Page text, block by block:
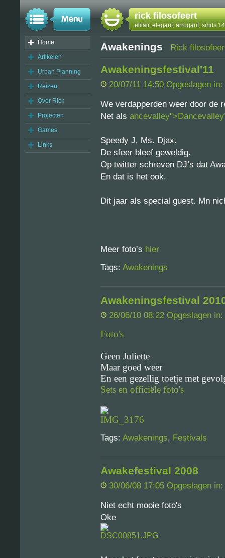
rick filosofeert
elitair, elegant, arrogant, sinds
Home
Artikelen
Urban Planning
Reizen
Over Rick
Projecten
Games
Links
Awakenings Rick
Awakeningsfestival'11
20/07/11 14:50 Opgeslagen in:
We verdapperden weer door de
Net als
Speedy J, Ms. Djax.
De sfeer bleef geweldig.
Op twitter schreven DJ’s dat
En dat is het ook.
Dit jaar als special guest. Mn
Meer foto’s hier
Tags: Awakenings
Awakeningsfestival
26/06/10 08:22 Opgeslagen in:
Foto's
Geen Juliette
Maar goed weer
En een gezellig toetje met
Sets en officiële foto's
Tags: Awakenings, Festivals
Awakefestival 2008
30/06/08 17:05 Opgeslagen in:
Niet echt mooie foto's
Oke